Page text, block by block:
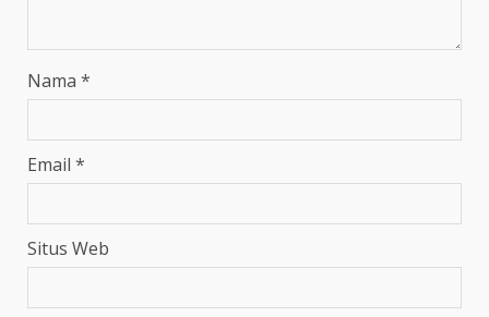
Nama *
Email *
Situs Web